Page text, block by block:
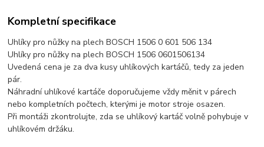
Kompletní specifikace
Uhlíky pro nůžky na plech BOSCH 1506 0 601 506 134
Uhlíky pro nůžky na plech BOSCH 1506 0601506134
Uvedená cena je za dva kusy uhlíkových kartáčů, tedy za jeden
pár.
Náhradní uhlíkové kartáče doporučujeme vždy měnit v párech
nebo kompletních počtech, kterými je motor stroje osazen.
Při montáži zkontrolujte, zda se uhlíkový kartáč volně pohybuje v
uhlíkovém držáku.